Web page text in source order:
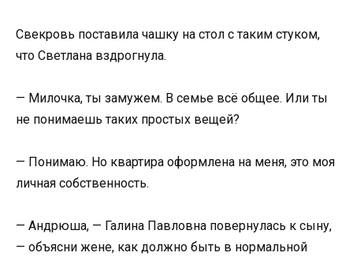
Свекровь поставила чашку на стол с таким стуком,
что Светлана вздрогнула.
— Милочка, ты замужем. В семье всё общее. Или ты
не понимаешь таких простых вещей?
— Понимаю. Но квартира оформлена на меня, это моя
личная собственность.
— Андрюша, — Галина Павловна повернулась к сыну,
— объясни жене, как должно быть в нормальной